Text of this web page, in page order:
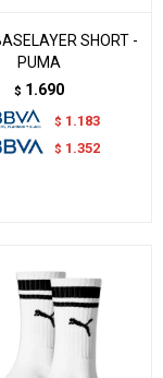
SHORT -
PUMA
$ 1.690
$ 1.183
$ 1.352